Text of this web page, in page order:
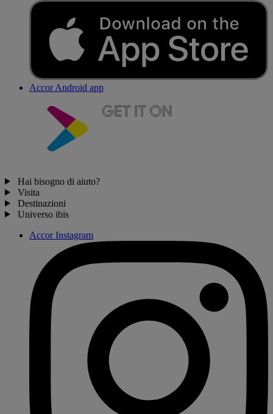
Accor Android app
Hai bisogno di aiuto?
Visita
Destinazioni
Universo ibis
Accor Instagram